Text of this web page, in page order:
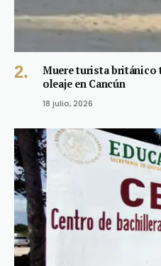
Muere turista británico
oleaje en Cancún
18 julio, 2026